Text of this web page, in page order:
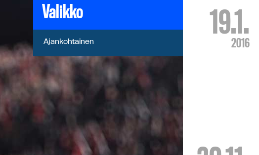
Valikko
Ajankohtainen
19.1.
2016